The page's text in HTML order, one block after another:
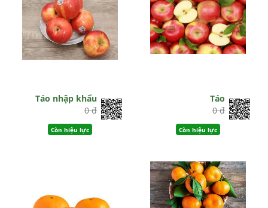
Táo nhập khẩu
0 đ
Còn hiệu lực
Táo
0 đ
Còn hiệu lực